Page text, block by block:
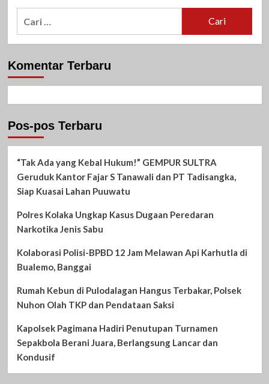
Komentar Terbaru
Pos-pos Terbaru
“Tak Ada yang Kebal Hukum!” GEMPUR SULTRA
Geruduk Kantor Fajar S Tanawali dan PT Tadisangka,
Siap Kuasai Lahan Puuwatu
Polres Kolaka Ungkap Kasus Dugaan Peredaran
Narkotika Jenis Sabu
Kolaborasi Polisi-BPBD 12 Jam Melawan Api Karhutla di
Bualemo, Banggai
Rumah Kebun di Pulodalagan Hangus Terbakar, Polsek
Nuhon Olah TKP dan Pendataan Saksi
Kapolsek Pagimana Hadiri Penutupan Turnamen
Sepakbola Berani Juara, Berlangsung Lancar dan
Kondusif